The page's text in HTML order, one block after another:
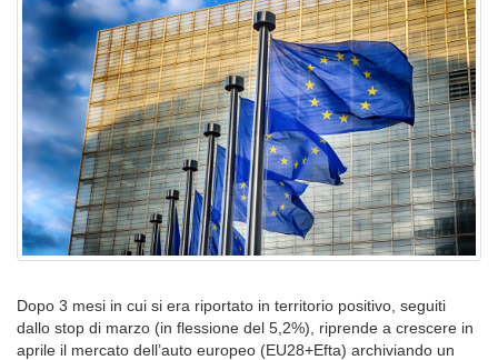
Dopo 3 mesi in cui si era riportato in territorio positivo, seguiti
dallo stop di marzo (in flessione del 5,2%), riprende a crescere in
aprile il mercato dell’auto europeo (EU28+Efta) archiviando un